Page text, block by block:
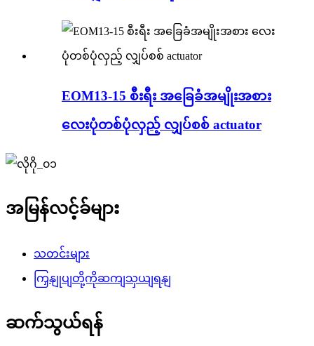
EOM13-15 စီးရီး အခြေခံအမျိုးအစား
လေးပုံတစ်ပုံလှည့် လျှပ်စစ် actuator
အမြန်လင့်ခ်များ
သတင်းများ
ကြှနျုပျတို့ကိုဆကျသှယျရနျ
ဆက်သွယ်ရန်